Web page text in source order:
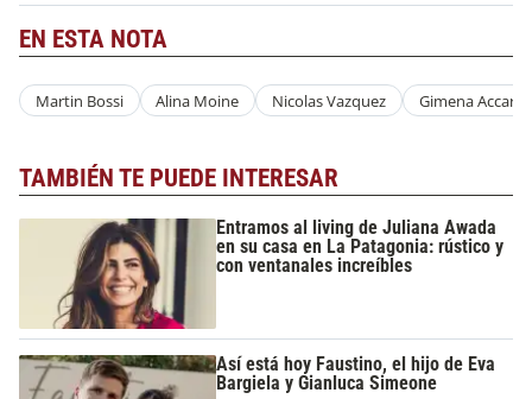
EN ESTA NOTA
Martin Bossi Alina Moine Nicolas Vazquez Gimena Accardi
TAMBIÉN TE PUEDE INTERESAR
Entramos al living de Juliana Awada
en su casa en La Patagonia: rústico y
con ventanales increíbles
Así está hoy Faustino, el hijo de Eva
Bargiela y Gianluca Simeone